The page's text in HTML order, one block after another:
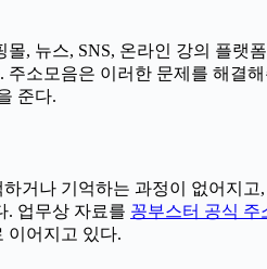
, 뉴스, SNS, 온라인 강의 플
소모음은 이러한 문제를 해결
준다.
거나 기억하는 과정이 없어지
. 업무상 자료를 꽁부스터 공식 주
이어지고 있다.